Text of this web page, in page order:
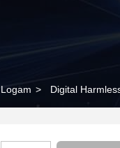
> Digital